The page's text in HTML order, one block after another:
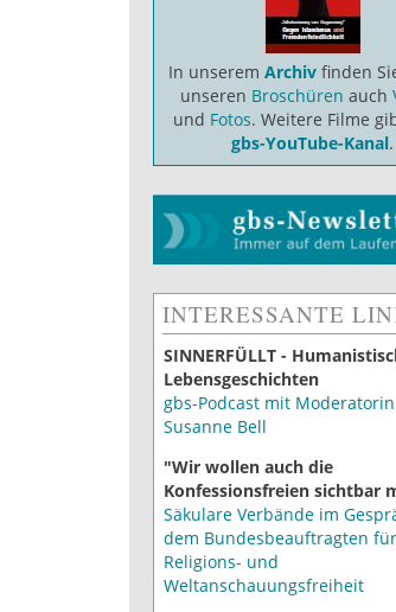
In unseremArchiv finden
unseren Broschüren auch
und Fotos. Weitere Filme
gbs-YouTube-Kanal.
INTERESSANTE
SINNERFÜLLT -
Lebensgeschichten
gbs-Podcast mit Moderatorin
Susanne Bell
"Wir wollen auch die
Konfessionsfreien sichtbar
Säkulare Verbände im
dem Bundesbeauftragten für
Religions- und
Weltanschauungsfreiheit